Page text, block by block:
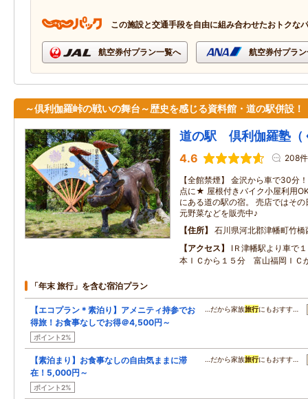
この施設と交通手段を自由に組み合わせたおトクな
航空券付プラン一覧へ 航空券付プラ
～倶利伽羅峠の戦いの舞台～歴史を感じる資料館・道の駅併設！
道の駅 倶利伽羅塾（
4.6 208件
【全館禁煙】 金沢から車で30分
点に★ 屋根付きバイク小屋利用
にある道の駅の宿。 売店ではそ
元野菜などを販売中♪
住所
石川県河北郡津幡町竹橋
アクセス
IＲ津幡駅より車で
本ＩＣから１５分 富山福岡ＩＣ
「年末 旅行」を含む宿泊プラン
【エコプラン＊素泊り】アメニティ持参でお
得旅！お食事なしでお得＠4,500円～
ポイント2%
…だから家族旅行にもおすす…
【素泊まり】お食事なしの自由気ままに滞
在！5,000円～
ポイント2%
…だから家族旅行にもおすす…